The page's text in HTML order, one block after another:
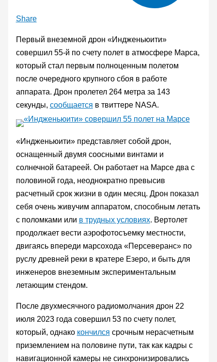
Share
Первый внеземной дрон «Индженьюити»
совершил 55-й по счету полет в атмосфере Марса,
который стал первым полноценным полетом
после очередного крупного сбоя в работе
аппарата. Дрон пролетел 264 метра за 143
секунды, сообщается в твиттере NASA.
«Индженьюити» представляет собой дрон,
оснащенный двумя соосными винтами и
солнечной батареей. Он работает на Марсе два с
половиной года, неоднократно превысив
расчетный срок жизни в один месяц. Дрон показал
себя очень живучим аппаратом, способным летать
с поломками или в трудных условиях. Вертолет
продолжает вести аэрофотосъемку местности,
двигаясь впереди марсохода «Персеверанс» по
руслу древней реки в кратере Езеро, и быть для
инженеров внеземным экспериментальным
летающим стендом.
После двухмесячного радиомолчания дрон 22
июля 2023 года совершил 53 по счету полет,
который, однако кончился срочным нерасчетным
приземлением на половине пути, так как кадры с
навигационной камеры не синхронизировались